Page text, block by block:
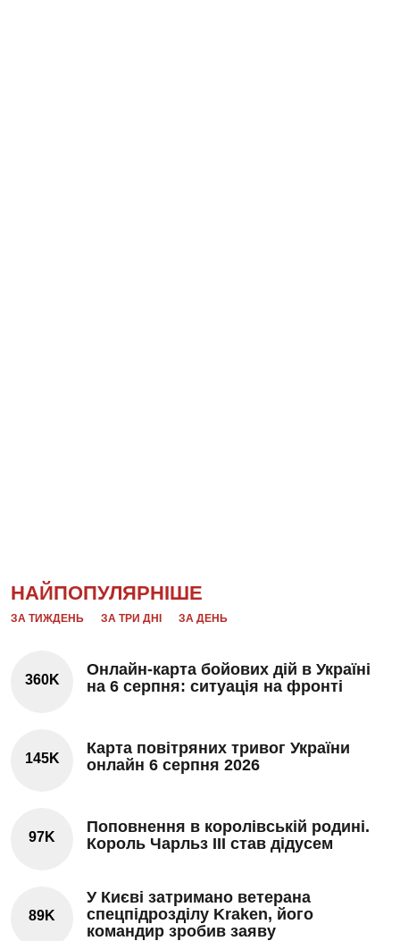
НАЙПОПУЛЯРНІШЕ
ЗА ТИЖДЕНЬ ЗА ТРИ ДНІ ЗА ДЕНЬ
360K
Онлайн-карта бойових дій в Україні
на 6 серпня: ситуація на фронті
145K
Карта повітряних тривог України
онлайн 6 серпня 2026
97K
Поповнення в королівській родині.
Король Чарльз III став дідусем
89K
У Києві затримано ветерана
спецпідрозділу Kraken, його
командир зробив заяву